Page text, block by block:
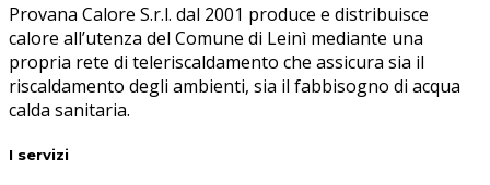
Provana Calore S.r.l. dal 2001 produce e distribuisce
calore all’utenza del Comune di Leinì mediante una
propria rete di teleriscaldamento che assicura sia il
riscaldamento degli ambienti, sia il fabbisogno di acqua
calda sanitaria.
I servizi